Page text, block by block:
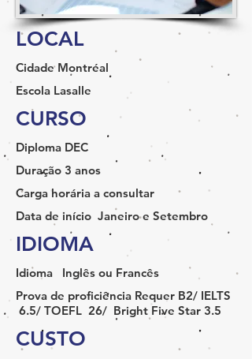
LOCAL
Cidade Montréal
Escola Lasalle
CURSO
Diploma DEC
Duração 3 anos
Carga horária a consultar
Data de início Janeiro e Setembro
IDIOMA
Idioma
Inglês ou Francês
Prova de proficiência Requer B2/ IELTS
6.5/ TOEFL 26/ Bright Five Star 3.5
CUSTO